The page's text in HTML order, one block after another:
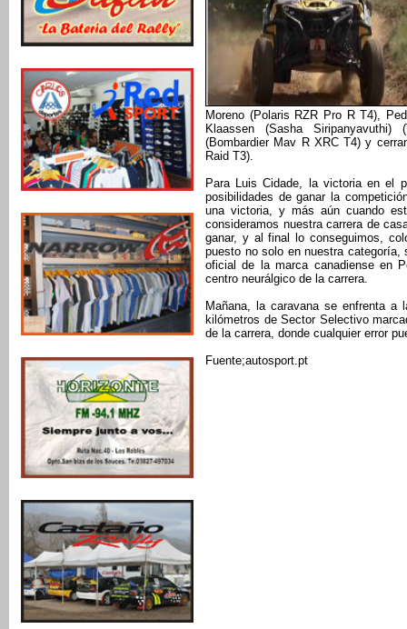
Moreno (Polaris RZR Pro R T4),
Klaassen (Sasha
(Bombardier Mav R XRC T4) y
Raid T3).
Para Luis Cidade, la victoria en el
posibilidades de ganar la
una victoria, y más aún cuando
consideramos nuestra carrera de
ganar, y al final lo conseguimos,
puesto no solo en nuestra
oficial de la marca canadiense en
centro neurálgico de la carrera.
Mañana, la caravana se enfrenta
kilómetros de Sector Selectivo
de la carrera, donde cualquier error
Fuente;autosport.pt